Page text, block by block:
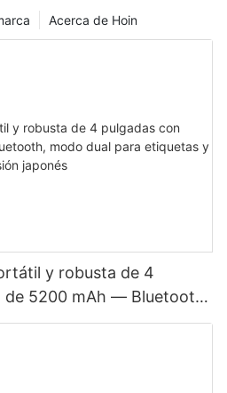
Acerca de Hoin
y robusta de 4
de 5200 mAh — Bluetooth,
y recibos, cabezal de